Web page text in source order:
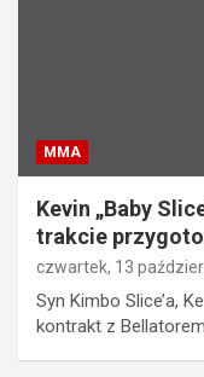
MMA
Kevin „Baby
trakcie
czwartek, 13
Syn Kimbo Slice’a,
kontrakt z